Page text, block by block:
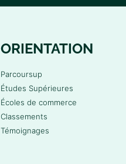
ORIENTATION
Parcoursup
Études Supérieures
Écoles de commerce
Classements
Témoignages